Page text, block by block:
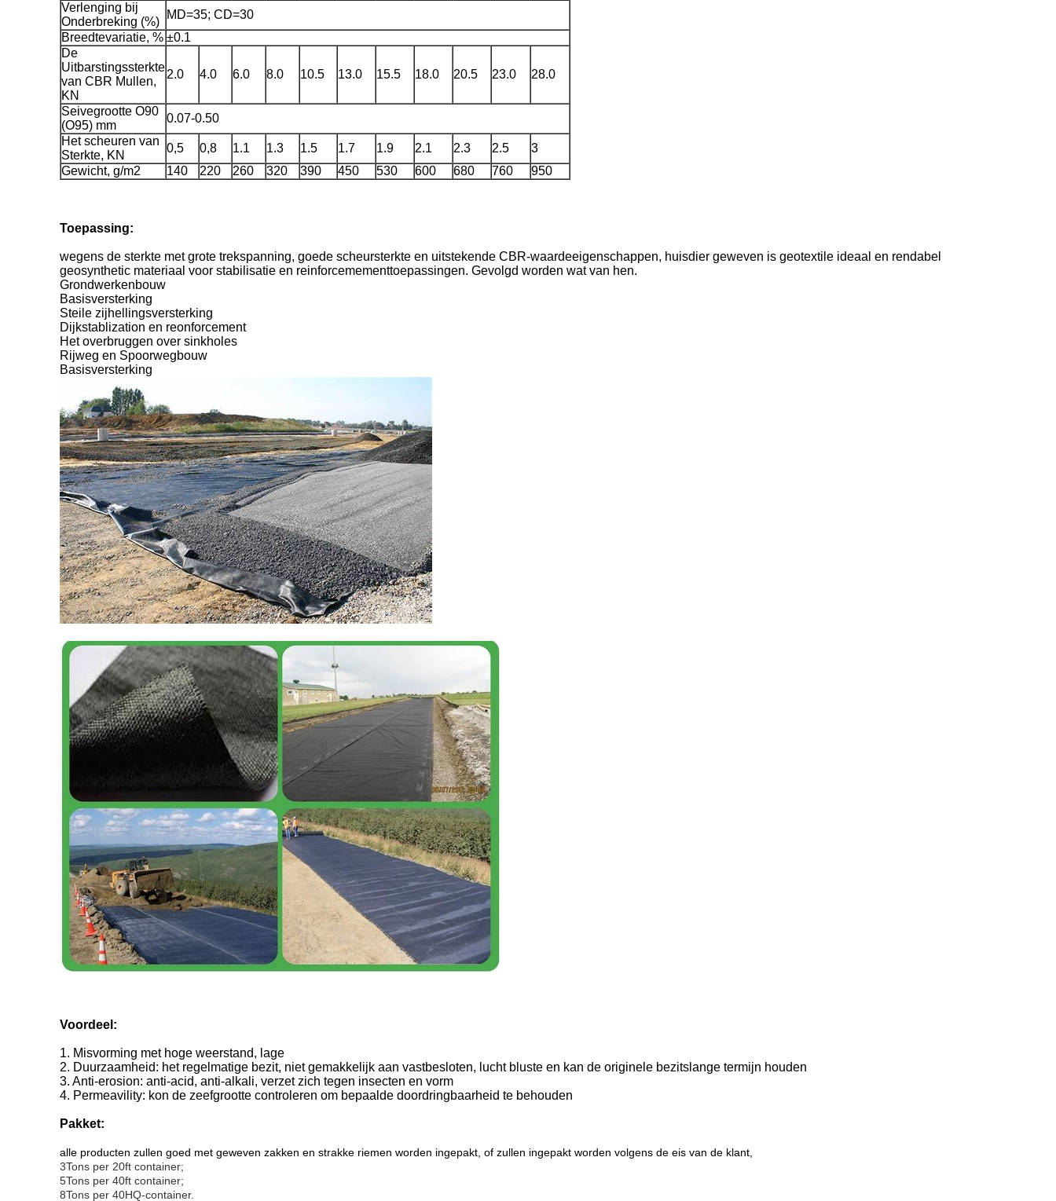
VERZENDEN
Verlenging bij
Onderbreking (%)
MD=35; CD=30
Breedtevariatie, % ±0.1
De
Uitbarstingssterkte
van CBR Mullen,
KN
2.0 4.0 6.0 8.0 10.5 13.0 15.5 18.0 20.5 23.0 28.0
Seivegrootte O90
(O95) mm
0.07-0.50
Het scheuren van
Sterkte, KN
0,5 0,8 1.1 1.3 1.5 1.7 1.9 2.1 2.3 2.5
3
Gewicht, g/m2
140 220 260 320 390 450 530 600 680 760 950
Toepassing:
wegens de sterkte met grote trekspanning, goede scheursterkte en uitstekende CBR-waardeeigenschappen, huisdier geweven is geotextile ideaal en rendabel
geosynthetic materiaal voor stabilisatie en reinforcemementtoepassingen. Gevolgd worden wat van hen.
Grondwerkenbouw
Basisversterking
Steile zijhellingsversterking
Dijkstablization en reonforcement
Het overbruggen over sinkholes
Rijweg en Spoorwegbouw
Basisversterking
Voordeel:
1. Misvorming met hoge weerstand, lage
2. Duurzaamheid: het regelmatige bezit, niet gemakkelijk aan vastbesloten, lucht bluste en kan de originele bezitslange termijn houden
3. Anti-erosion: anti-acid, anti-alkali, verzet zich tegen insecten en vorm
4. Permeavility: kon de zeefgrootte controleren om bepaalde doordringbaarheid te behouden
Pakket:
alle producten zullen goed met geweven zakken en strakke riemen worden ingepakt, of zullen ingepakt worden volgens de eis van de klant,
3Tons per 20ft container;
5Tons per 40ft container;
8Tons per 40HQ-container.